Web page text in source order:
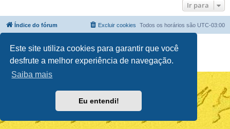
Este site utiliza cookies para garantir que você
desfrute a melhor experiência de navegação.
Saiba mais
Eu entendi!
Ir para
Índice do fórum Todos os horários são UTC-03:00
Excluir cookies
Traduzido por: Suporte phpBB
Privacidade |Termos